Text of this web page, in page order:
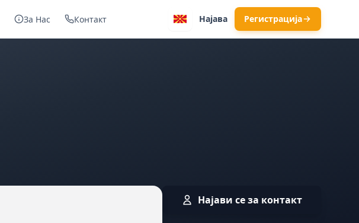
За Нас Контакт Најава Регистрација
Најави се за контакт